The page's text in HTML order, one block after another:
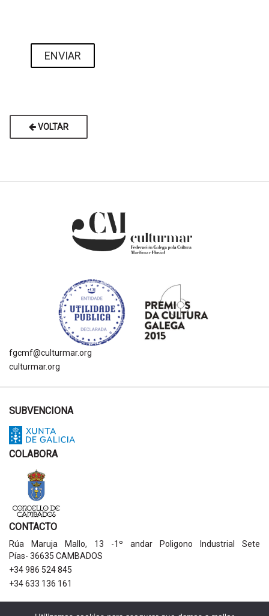
VOLTAR
fgcmf@culturmar.org
culturmar.org
SUBVENCIONA
COLABORA
CONTACTO
Rúa Maruja Mallo, 13 -1º andar Poligono Industrial Sete
Pías- 36635 CAMBADOS
+34 986 524 845
+34 633 136 161
AVISOS LEGAIS